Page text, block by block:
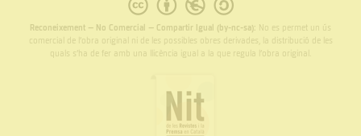
Reconeixement – No Comercial – Compartir Igual (by-nc-sa): No es permet un ús
comercial de l’obra original ni de les possibles obres derivades, la distribució de les
quals s’ha de fer amb una llicència igual a la que regula l’obra original.